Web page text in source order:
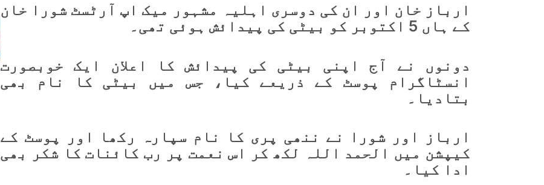
ارباز خان اور ان کی دوسری اہلیہ مشہور میک اپ آرٹسٹ شورا خان
کے ہاں 5 اکتوبر کو بیٹی کی پیدائش ہوئی تھی۔
دونوں نے آج اپنی بیٹی کی پیدائش کا اعلان ایک خوبصورت
انسٹاگرام پوسٹ کے ذریعے کیا، جس میں بیٹی کا نام بھی
بتادیا۔
ارباز اور شورا نے ننھی پری کا نام سپارہ رکھا اور پوسٹ کے
کیپشن میں الحمد اللہ لکھ کر اس نعمت پر رب کائنات کا شکر بھی
ادا کیا۔